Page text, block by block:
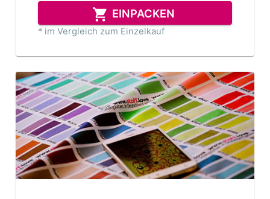
EINPACKEN
* im Vergleich zum Einzelkauf